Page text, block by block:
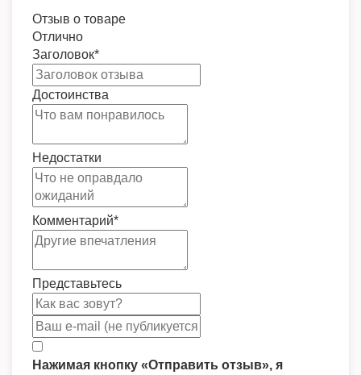
Отзыв о товаре
Отлично
Заголовок*
Достоинства
Недостатки
Комментарий*
Представьтесь
Нажимая кнопку «Отправить отзыв», я